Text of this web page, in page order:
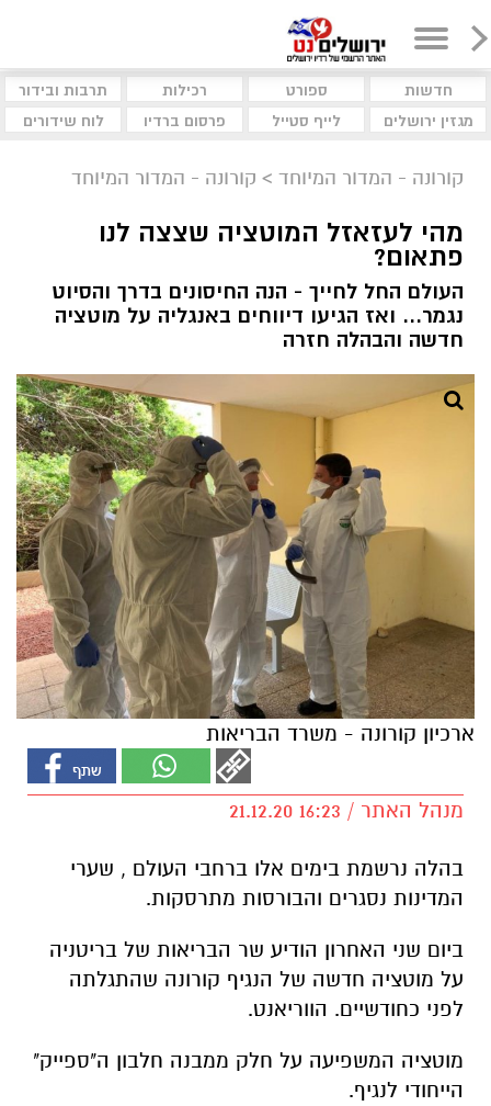
חדשות ספורט רכילות
תרבות ובידור
מגזין ירושלים
לייף סטייל פרסום ברדיו לוח שידורים
קורונה - המדור המיוחד > קורונה - המדור המיוחד
מהי לעזאזל המוטציה שצצה לנו
פתאום?
העולם החל לחייך - הנה החיסונים בדרך והסיוט
נגמר... ואז הגיעו דיווחים באנגליה על מוטציה
חדשה והבהלה חזרה
ארכיון קורונה - משרד הבריאות
מנהל האתר / 16:23 21.12.20
בהלה נרשמת בימים אלו ברחבי העולם , שערי
המדינות נסגרים והבורסות מתרסקות.
ביום שני האחרון הודיע שר הבריאות של בריטניה
על מוטציה חדשה של הנגיף קורונה שהתגלתה
לפני כחודשיים. הווריאנט.
מוטציה המשפיעה על חלק ממבנה חלבון ה"ספייק"
הייחודי לנגיף.